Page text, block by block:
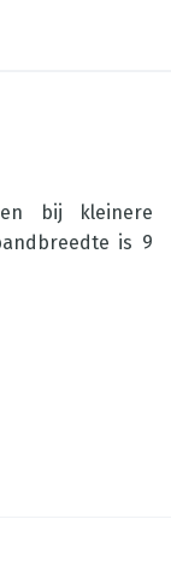
bij kleinere
is 9